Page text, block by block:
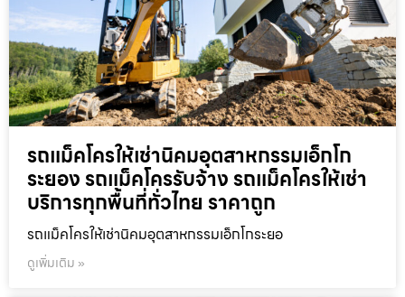
รถแม็คโครให้เช่านิคมอุตสาหกรรมเอ็กโก
ระยอง รถแม็คโครรับจ้าง รถแม็คโครให้เช่า
บริการทุกพื้นที่ทั่วไทย ราคาถูก
รถแม็คโครให้เช่านิคมอุตสาหกรรมเอ็กโกระยอ
ดูเพิ่มเติม »